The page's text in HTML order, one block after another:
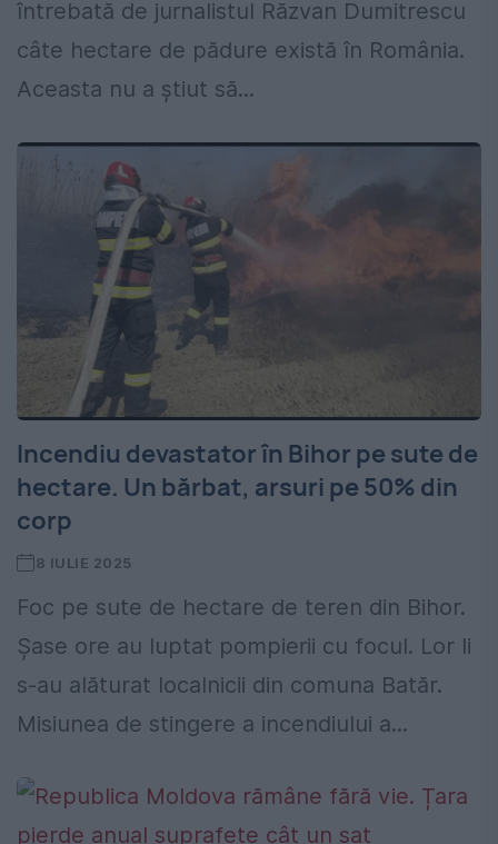
întrebată de jurnalistul Răzvan Dumitrescu
câte hectare de pădure există în România.
Aceasta nu a știut să...
Incendiu devastator în Bihor pe sute de
hectare. Un bărbat, arsuri pe 50% din
corp
8 IULIE 2025
Foc pe sute de hectare de teren din Bihor.
Șase ore au luptat pompierii cu focul. Lor li
s-au alăturat localnicii din comuna Batăr.
Misiunea de stingere a incendiului a...